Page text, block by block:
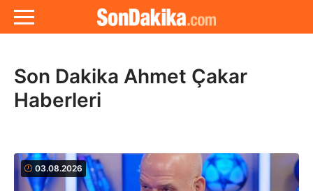
Son Dakika Ahmet Çakar
Haberleri
03.08.2026